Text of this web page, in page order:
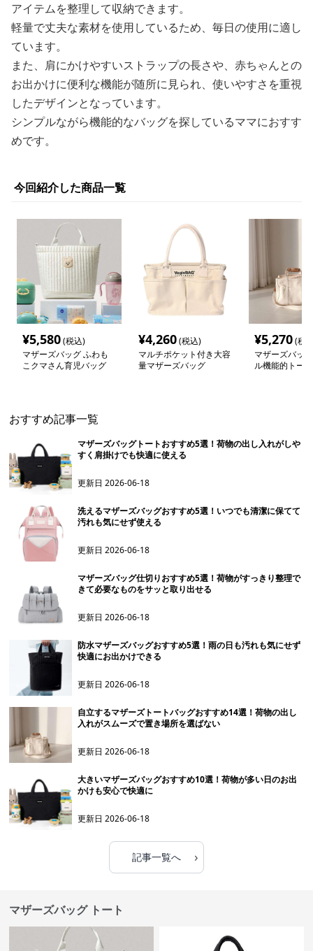
アイテムを整理して収納できます。
軽量で丈夫な素材を使用しているため、毎日の使用に適し
ています。
また、肩にかけやすいストラップの長さや、赤ちゃんとの
お出かけに便利な機能が随所に見られ、使いやすさを重視
したデザインとなっています。
シンプルながら機能的なバッグを探しているママにおすす
めです。
今回紹介した商品一覧
¥5,580(税込)
マザーズバッグ ふわも
こクマさん育児バッグ
¥4,260(税込)
マルチポケット付き大容
量マザーズバッグ
¥5,270(税
マザーズバッ
ル機能的トート
おすすめ記事一覧
マザーズバッグトートおすすめ5選！荷物の出し入れがしや
すく肩掛けでも快適に使える
更新日2026-06-18
洗えるマザーズバッグおすすめ5選！いつでも清潔に保てて
汚れも気にせず使える
更新日2026-06-18
マザーズバッグ仕切りおすすめ5選！荷物がすっきり整理で
きて必要なものをサッと取り出せる
更新日2026-06-18
防水マザーズバッグおすすめ5選！雨の日も汚れも気にせず
快適にお出かけできる
更新日2026-06-18
自立するマザーズトートバッグおすすめ14選！荷物の出し
入れがスムーズで置き場所を選ばない
更新日2026-06-18
大きいマザーズバッグおすすめ10選！荷物が多い日のお出
かけも安心で快適に
更新日2026-06-18
記事一覧へ ›
マザーズバッグ トート